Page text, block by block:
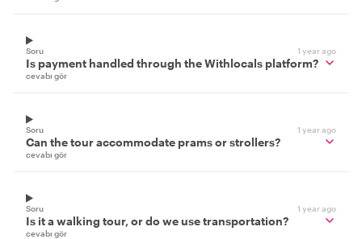
Soru 1 year ago
Is payment handled through the Withlocals platform?
cevabı gör
Soru 1 year ago
Can the tour accommodate prams or strollers?
cevabı gör
Soru 1 year ago
Is it a walking tour, or do we use transportation?
cevabı gör